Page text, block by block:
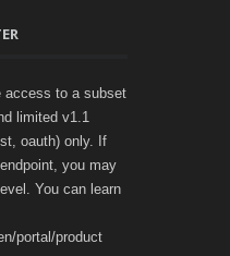
access to a subset
limited v1.1
oauth) only. If
you may
You can learn
portal/product